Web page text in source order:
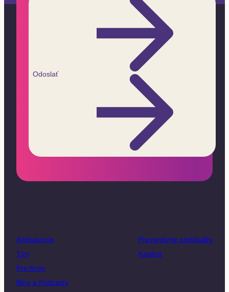
Odoslať
Ambulancie
Tím
Pre firmy
Blog a Podcasty
Preventívne prehliadky
Kariéra